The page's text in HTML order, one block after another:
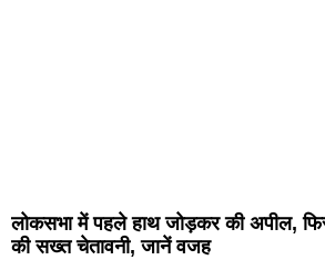
लोकसभा में पहले हाथ जोड़कर की अपील,
की सख्त चेतावनी, जानें वजह